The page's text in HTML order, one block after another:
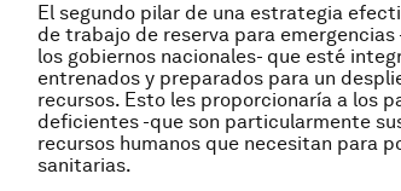
El segundo pilar de una estrategia
de trabajo de reserva para
los gobiernos nacionales- que esté
entrenados y preparados para un
recursos. Esto les proporcionaría a los
deficientes -que son particularmente
recursos humanos que necesitan para
sanitarias.